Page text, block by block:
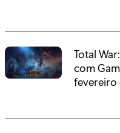
Total
com
fevereiro